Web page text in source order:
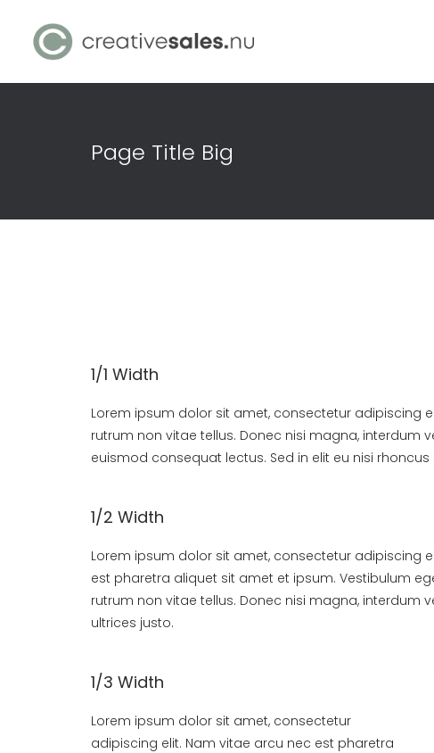
Page Title Big
1/1 Width
Lorem ipsum dolor sit amet, consectetur adipiscing
rutrum non vitae tellus. Donec nisi magna, interdum
euismod consequat lectus. Sed in elit eu nisi
1/2 Width
Lorem ipsum dolor sit amet, consectetur adipiscing
est pharetra aliquet sit amet et ipsum. Vestibulum
rutrum non vitae tellus. Donec nisi magna, interdum
ultrices justo.
1/3 Width
Lorem ipsum dolor sit amet, consectetur
adipiscing elit. Nam vitae arcu nec est pharetra